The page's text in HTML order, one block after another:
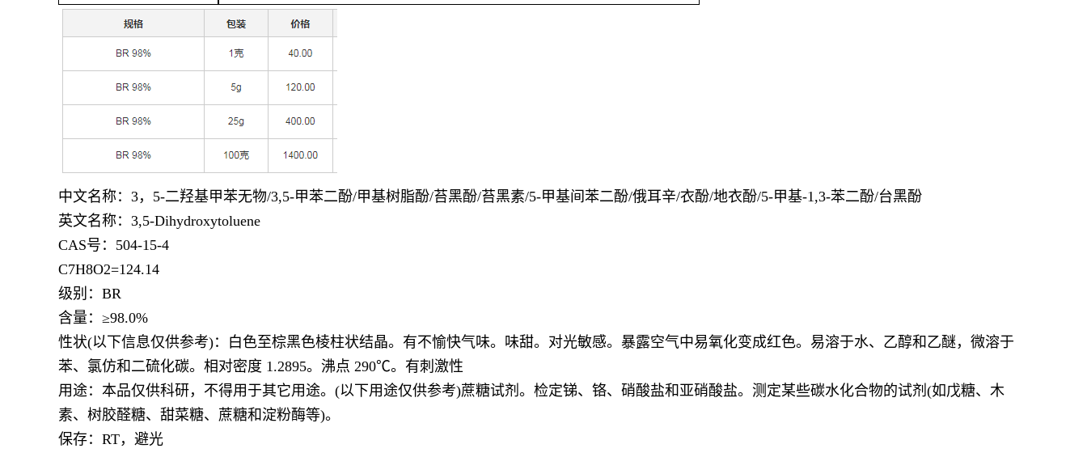
中文名称： 3，5-二羟基甲苯无物/3,5-甲苯二酚/甲基树脂酚/苔黑酚/苔黑素/5-甲基间苯二酚/俄耳辛/衣酚/地衣酚/5-甲基-1,3-苯二酚/台黑酚
英文名称： 3,5-Dihydroxytoluene
CAS号：504-15-4
C7H8O2=124.14
级别： BR
含量： ≥98.0%
性状(以下信息仅供参考)：白色至棕黑色棱柱状结晶。有不愉快气味。味甜。对光敏感。暴露空气中易氧化变成红色。易溶于水、乙醇和乙醚，微溶于
苯、氯仿和二硫化碳。相对密度 1.2895。沸点 290℃。有刺激性
用途：本品仅供科研，不得用于其它用途。 (以下用途仅供参考)蔗糖试剂。检定锑、铬、硝酸盐和亚硝酸盐。测定某些碳水化合物的试剂(如戊糖、木
素、树胶醛糖、甜菜糖、蔗糖和淀粉酶等)。
保存： RT，避光